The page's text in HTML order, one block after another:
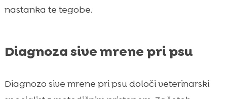
nastanka te tegobe.
Diagnoza sive mrene pri psu
Diagnozo sive mrene pri psu določi veterinarski